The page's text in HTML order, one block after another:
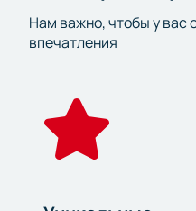
Нам важно, чтобы у вас
впечатления